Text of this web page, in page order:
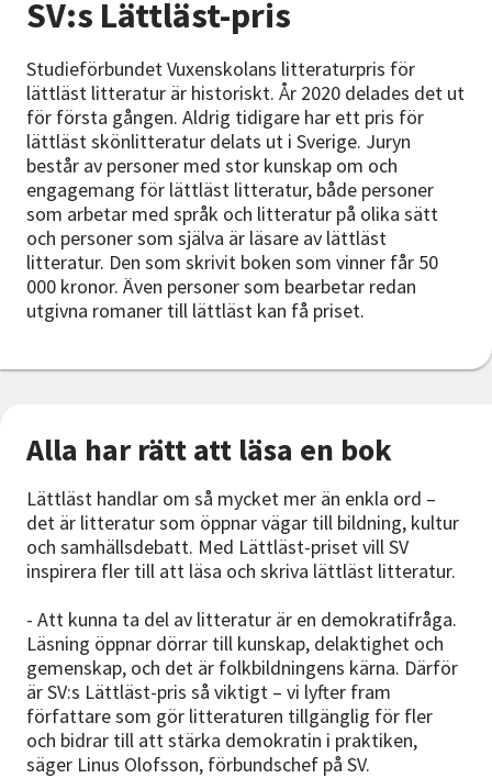
Nyheter
Avdelningar
Lyssna
SV:s Lättläst-pris
Studieförbundet Vuxenskolans litteraturpris för
lättläst litteratur är historiskt. År 2020 delades det ut
för första gången. Aldrig tidigare har ett pris för
lättläst skönlitteratur delats ut i Sverige. Juryn
består av personer med stor kunskap om och
engagemang för lättläst litteratur, både personer
som arbetar med språk och litteratur på olika sätt
och personer som själva är läsare av lättläst
litteratur. Den som skrivit boken som vinner får 50
000 kronor. Även personer som bearbetar redan
utgivna romaner till lättläst kan få priset.
Alla har rätt att läsa en bok
Lättläst handlar om så mycket mer än enkla ord –
det är litteratur som öppnar vägar till bildning, kultur
och samhällsdebatt. Med Lättläst-priset vill SV
inspirera fler till att läsa och skriva lättläst litteratur.
- Att kunna ta del av litteratur är en demokratifråga.
Läsning öppnar dörrar till kunskap, delaktighet och
gemenskap, och det är folkbildningens kärna. Därför
är SV:s Lättläst-pris så viktigt – vi lyfter fram
författare som gör litteraturen tillgänglig för fler
och bidrar till att stärka demokratin i praktiken,
säger Linus Olofsson, förbundschef på SV.